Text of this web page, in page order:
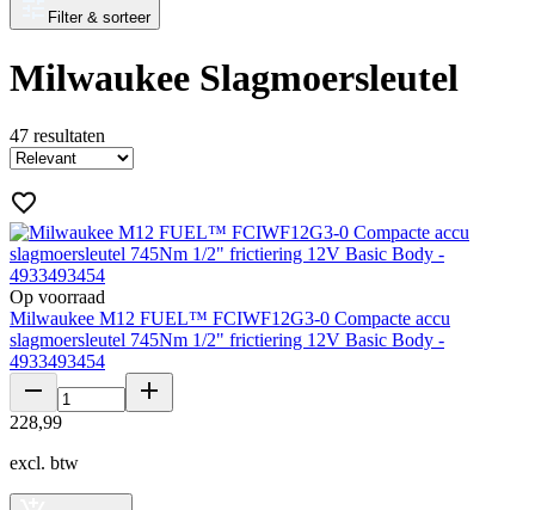
Filter & sorteer
Milwaukee Slagmoersleutel
47 resultaten
Op voorraad
Milwaukee M12 FUEL™ FCIWF12G3-0 Compacte accu
slagmoersleutel 745Nm 1/2" frictiering 12V Basic Body -
4933493454
228,99
excl. btw